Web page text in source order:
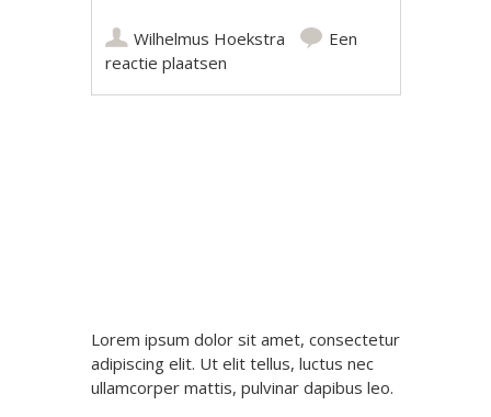
Wilhelmus Hoekstra
Een
reactie plaatsen
Lorem ipsum dolor sit amet, consectetur
adipiscing elit. Ut elit tellus, luctus nec
ullamcorper mattis, pulvinar dapibus leo.